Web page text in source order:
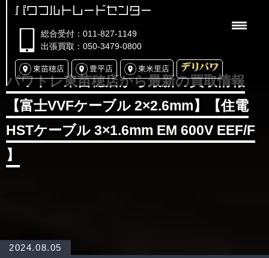
パワフルトレードセンター
総合受付：011-827-1149
出張買取：050-3479-0800
東苗穂店 豊平店 東米里店
パワトレ東苗穂店から最新の買取情報
【富士VVFケーブル 2×2.6mm】【住電
HSTケーブル 3×1.6mm EM 600V EEF/F
】
2024.08.05